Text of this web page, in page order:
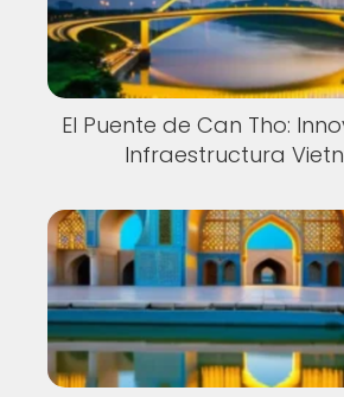
El Puente de Can Tho:
Infraestructura